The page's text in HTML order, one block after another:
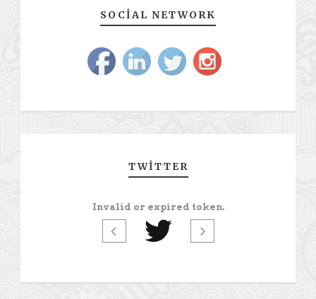
SOCIAL NETWORK
TWITTER
Invalid or expired token.